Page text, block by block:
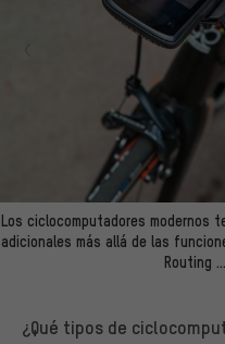
Los ciclocomputadores modernos
adicionales más allá de las
Routing ...
¿Qué tipos de